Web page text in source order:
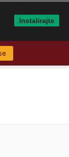
Instalirajte